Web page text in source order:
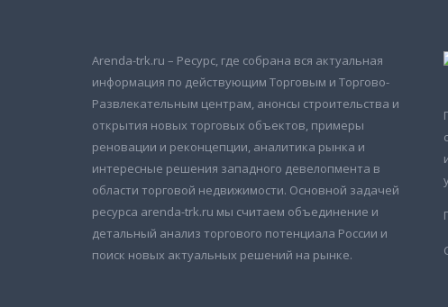
Arenda-trk.ru – Ресурс, где собрана вся актуальная
информация по действующим Торговым и Торгово-
Развлекательным центрам, анонсы строительства и
открытия новых торговых объектов, примеры
реновации и реконцепции, аналитика рынка и
интересные решения западного девелопмента в
области торговой недвижимости. Основной задачей
ресурса arenda-trk.ru мы считаем объединение и
детальный анализ торгового потенциала России и
поиск новых актуальных решений на рынке.